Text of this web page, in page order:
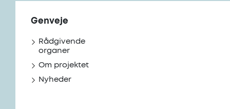
Genveje
Rådgivende
organer
Om projektet
Nyheder